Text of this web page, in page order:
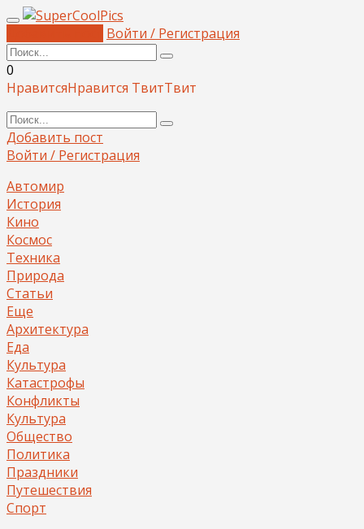
Войти / Регистрация
0
НравитсяНравится ТвитТвит
Добавить пост
Войти / Регистрация
Автомир
История
Кино
Космос
Техника
Природа
Статьи
Еще
Архитектура
Еда
Культура
Катастрофы
Конфликты
Культура
Общество
Политика
Праздники
Путешествия
Спорт